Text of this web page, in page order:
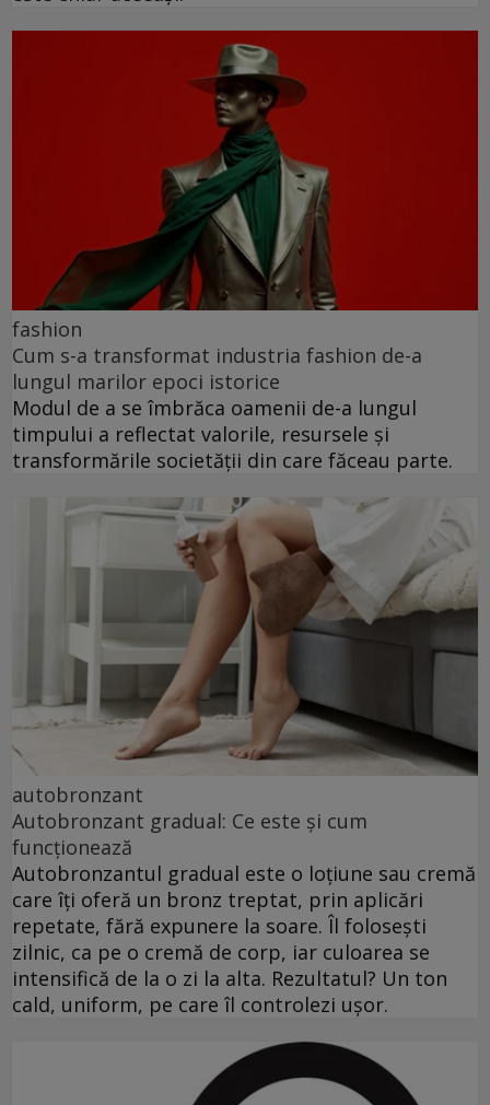
fashion
Cum s-a transformat industria fashion de-a
lungul marilor epoci istorice
Modul de a se îmbrăca oamenii de-a lungul
timpului a reflectat valorile, resursele și
transformările societății din care făceau parte.
autobronzant
Autobronzant gradual: Ce este și cum
funcționează
Autobronzantul gradual este o loțiune sau cremă
care îți oferă un bronz treptat, prin aplicări
repetate, fără expunere la soare. Îl folosești
zilnic, ca pe o cremă de corp, iar culoarea se
intensifică de la o zi la alta. Rezultatul? Un ton
cald, uniform, pe care îl controlezi ușor.